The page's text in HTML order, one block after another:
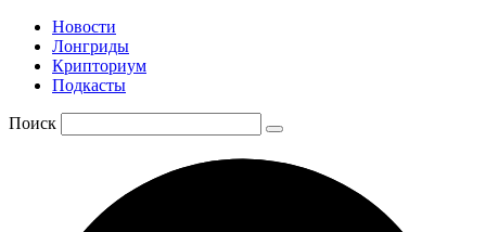
Новости
Лонгриды
Крипториум
Подкасты
Поиск